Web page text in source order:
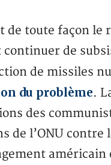
de toute façon le
de
de missiles
du problème.
des
de l’ONU
américain